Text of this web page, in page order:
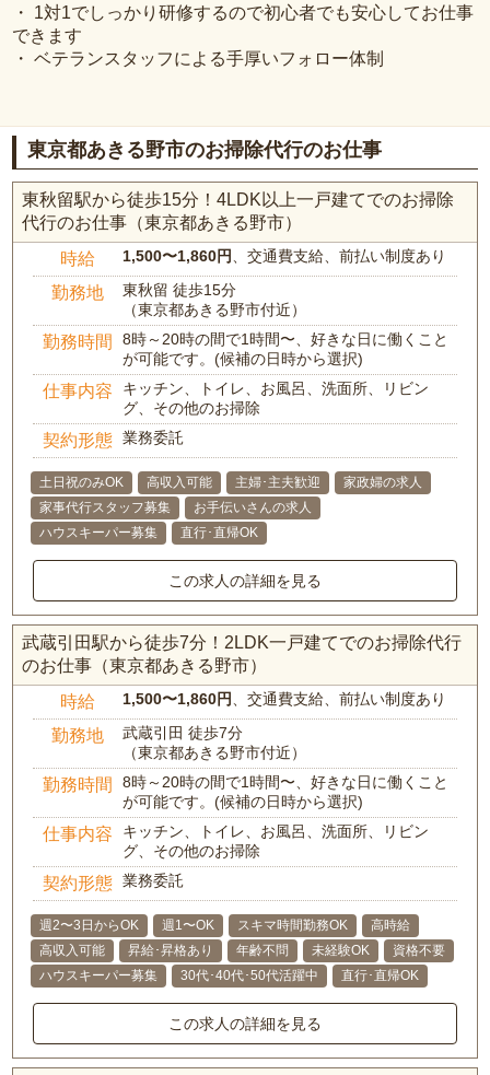
・ 1対1でしっかり研修するので初心者でも安心してお仕事
できます
・ ベテランスタッフによる手厚いフォロー体制
東京都あきる野市のお掃除代行のお仕事
東秋留駅から徒歩15分！4LDK以上一戸建てでのお掃除
代行のお仕事（東京都あきる野市）
時給 1,500〜1,860円、交通費支給、前払い制度あり
勤務地
東秋留 徒歩15分
（東京都あきる野市付近）
勤務時間
8時～20時の間で1時間〜、好きな日に働くこと
が可能です。(候補の日時から選択)
仕事内容
キッチン、トイレ、お風呂、洗面所、リビン
グ、その他のお掃除
契約形態 業務委託
土日祝のみOK 高収入可能 主婦･主夫歓迎
家政婦の求人
家事代行スタッフ募集
お手伝いさんの求人
ハウスキーパー募集
直行･直帰OK
この求人の詳細を見る
武蔵引田駅から徒歩7分！2LDK一戸建てでのお掃除代行
のお仕事（東京都あきる野市）
時給 1,500〜1,860円、交通費支給、前払い制度あり
勤務地
武蔵引田 徒歩7分
（東京都あきる野市付近）
勤務時間
8時～20時の間で1時間〜、好きな日に働くこと
が可能です。(候補の日時から選択)
仕事内容
キッチン、トイレ、お風呂、洗面所、リビン
グ、その他のお掃除
契約形態 業務委託
週2〜3日からOK 週1〜OK スキマ時間勤務OK
高時給
高収入可能
昇給･昇格あり 年齢不問 未経験OK
資格不要
ハウスキーパー募集
30代･40代･50代活躍中 直行･直帰OK
この求人の詳細を見る